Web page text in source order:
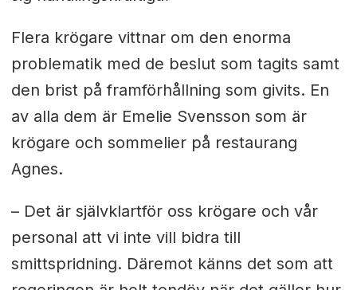
Flera krögare vittnar om den enorma
problematik med de beslut som tagits samt
den brist på framförhållning som givits. En
av alla dem är Emelie Svensson som är
krögare och sommelier på restaurang
Agnes.
– Det är självklartför oss krögare och vår
personal att vi inte vill bidra till
smittspridning. Däremot känns det som att